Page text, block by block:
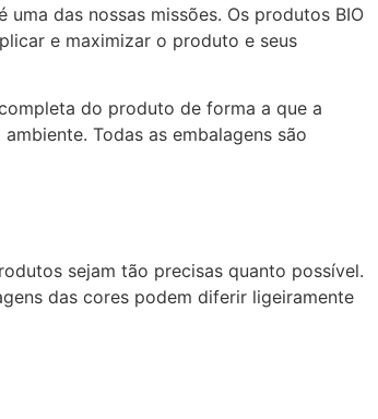
das nossas missões. Os produtos BIO
e maximizar o produto e seus
do produto de forma a que a
Todas as embalagens são
sejam tão precisas quanto possível.
das cores podem diferir ligeiramente